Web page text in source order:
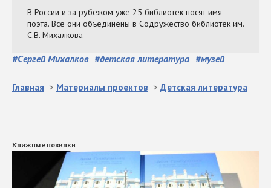
#Сергей Михалков #детская литература #музей
Главная > Материалы проектов > Детская литература
Книжные новинки